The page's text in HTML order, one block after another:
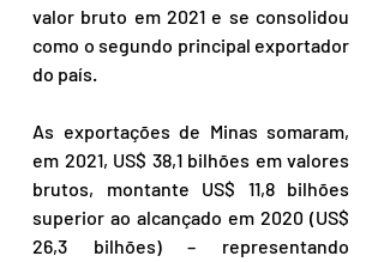
valor bruto em 2021 e se consolidou
como o segundo principal exportador
do país.
As exportações de Minas somaram,
em 2021, US$ 38,1 bilhões em valores
brutos, montante US$ 11,8 bilhões
superior ao alcançado em 2020 (US$
26,3 bilhões) – representando